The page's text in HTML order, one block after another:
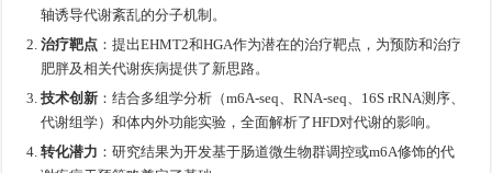
轴诱导代谢紊乱的分子机制。
治疗靶点 ：提出EHMT2和HGA作为潜在的治疗靶点，为预防和治疗
肥胖及相关代谢疾病提供了新思路。
技术创新 ：结合多组学分析（m6A-seq、RNA-seq、16S rRNA测序、
代谢组学）和体内外功能实验，全面解析了HFD对代谢的影响。
转化潜力 ：研究结果为开发基于肠道微生物群调控或m6A修饰的代